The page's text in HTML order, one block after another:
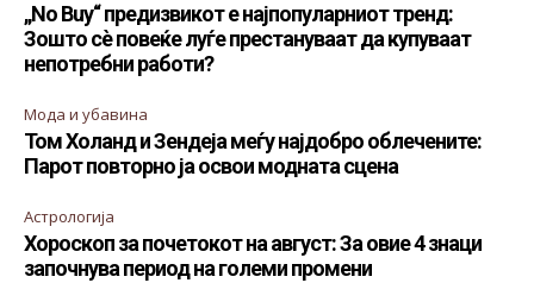
„No Buy“ предизвикот е најпопуларниот тренд:
Зошто сè повеќе луѓе престануваат да купуваат
непотребни работи?
Мода и убавина
Том Холанд и Зендеја меѓу најдобро облечените:
Парот повторно ја освои модната сцена
Астрологија
Хороскоп за почетокот на август: За овие 4 знаци
започнува период на големи промени